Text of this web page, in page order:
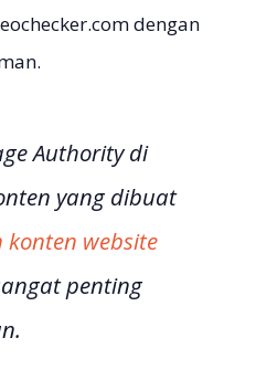
dengan
Authoritydi
yang dibuat
website
penting